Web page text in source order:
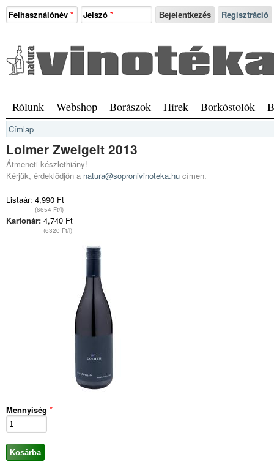
Ugrás a tartalomra
Felhasználónév * Jelszó * Regisztráció
Natura
Vinotéka
Főmenü
Rólunk Webshop Borászok Hírek Borkóstolók
Jelenlegi hely
Címlap
Loimer Zweigelt 2013
Átmeneti készlethiány!
Kérjük, érdeklődjön a natura@sopronivinoteka.hu címen.
Listaár: 4,990 Ft
(6654 Ft/l)
Kartonár: 4,740 Ft
(6320 Ft/l)
Mennyiség *